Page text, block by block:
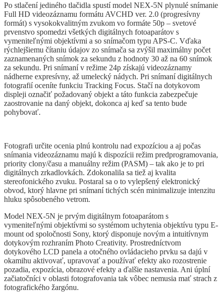
Po stlačení jediného tlačidla spustí model NEX-5N plynulé snímanie
Full HD videozáznamu formátu AVCHD ver. 2.0 (progresívny
formát) s vysokokvalitným zvukom vo formáte 50p – svetové
prvenstvo spomedzi všetkých digitálnych fotoaparátov s
vymeniteľnými objektívmi a so snímačom typu APS-C. Vďaka
rýchlejšiemu čítaniu údajov zo snímača sa zvýšil maximálny počet
zaznamenaných snímok za sekundu z hodnoty 30 až na 60 snímok
za sekundu. Pri snímaní v režime 24p získajú videozáznamy
nádherne expresívny, až umelecký nádych. Pri snímaní digitálnych
fotografií oceníte funkciu Tracking Focus. Stačí na dotykovom
displeji označiť požadovaný objekt a táto funkcia zabezpečuje
zaostrovanie na daný objekt, dokonca aj keď sa tento bude
pohybovať.
Fotografi určite ocenia plnú kontrolu nad expozíciou a aj počas
snímania videozáznamu majú k dispozícii režim predprogramovania,
priority clony/času a manuálny režim (PASM) – tak ako je to pri
digitálnych zrkadlovkách. Zdokonalila sa tiež aj kvalita
stereofonického zvuku. Postaral sa o to vylepšený elektronický
obvod, ktorý hlavne pri snímaní tichých scén minimalizuje intenzitu
hluku spôsobeného vetrom.
Model NEX-5N je prvým digitálnym fotoaparátom s
vymeniteľnými objektívmi so systémom uchytenia objektívu typu E-
mount od spoločnosti Sony, ktorý disponuje novým a intuitívnym
dotykovým rozhraním Photo Creativity. Prostredníctvom
dotykového LCD panela a otočného ovládacieho prvku sa dajú v
okamihu aktivovať, upravovať a používať efekty ako rozostrenie
pozadia, expozícia, obrazové efekty a ďalšie nastavenia. Ani úplní
začiatočníci v oblasti fotografovania tak vôbec nemusia mať strach z
fotografického žargónu.